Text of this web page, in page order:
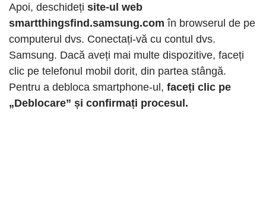
Apoi, deschideți site-ul web
smartthingsfind.samsung.com în browserul de pe
computerul dvs. Conectați-vă cu contul dvs.
Samsung. Dacă aveți mai multe dispozitive, faceți
clic pe telefonul mobil dorit, din partea stângă.
Pentru a debloca smartphone-ul, faceți clic pe
„Deblocare” și confirmați procesul.